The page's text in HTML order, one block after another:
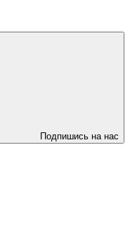
Подпишись на нас